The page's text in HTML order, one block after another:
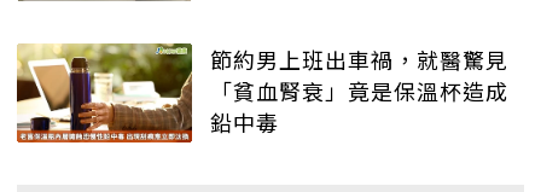
節約男上班出車禍，就醫驚見
「貧血腎衰」竟是保溫杯造成
鉛中毒